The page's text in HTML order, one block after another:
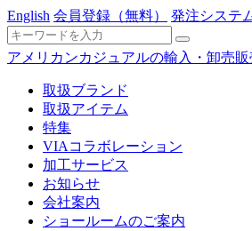
English 会員登録 （無料） 発注システ
アメリカンカジュアルの輸入・卸売
取扱ブランド
取扱アイテム
特集
VIAコラボレーション
加工サービス
お知らせ
会社案内
ショールームのご案内